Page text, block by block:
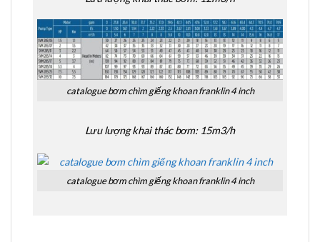
catalogue bơm chìm giếng khoan franklin 4 inch
Lưu lượng khai thác bơm: 15m3/h
catalogue bơm chìm giếng khoan franklin 4 inch